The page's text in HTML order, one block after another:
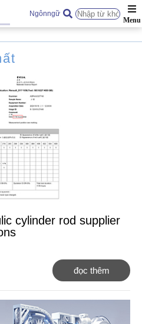
Ngônngữ
cylinder rod supplier
đọc thêm